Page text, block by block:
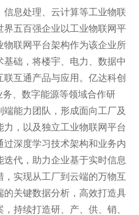
息处理、云计算等工业物联
五百强企业以工业物联网平
物联网平台架构作为该企业所
础，将楼宇、电力、数据中
互通产品与应用。亿达科创
、数字能源等领域合作研
能力团队，形成面向工厂及
力，以及独立工业物联网平台
过深度学习技术架构和业务内
迭代，助力企业基于实时信息
实现从工厂到云端的万物互
关键数据分析，高效打造具
持续打造研、产、供、销、